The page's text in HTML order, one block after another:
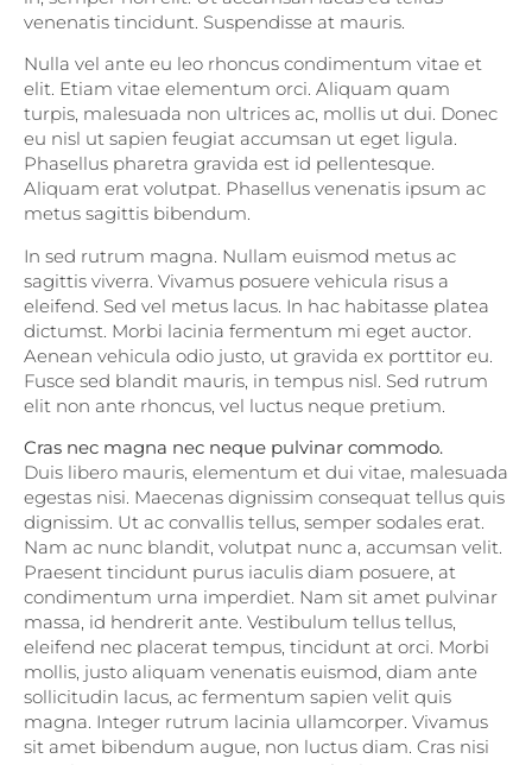
venenatis tincidunt. Suspendisse at mauris.
Nulla vel ante eu leo rhoncus condimentum vitae et
elit. Etiam vitae elementum orci. Aliquam quam
turpis, malesuada non ultrices ac, mollis ut dui. Donec
eu nisl ut sapien feugiat accumsan ut eget ligula.
Phasellus pharetra gravida est id pellentesque.
Aliquam erat volutpat. Phasellus venenatis ipsum ac
metus sagittis bibendum.
In sed rutrum magna. Nullam euismod metus ac
sagittis viverra. Vivamus posuere vehicula risus a
eleifend. Sed vel metus lacus. In hac habitasse platea
dictumst. Morbi lacinia fermentum mi eget auctor.
Aenean vehicula odio justo, ut gravida ex porttitor eu.
Fusce sed blandit mauris, in tempus nisl. Sed rutrum
elit non ante rhoncus, vel luctus neque pretium.
Cras nec magna nec neque pulvinar commodo.
Duis libero mauris, elementum et dui vitae, malesuada
egestas nisi. Maecenas dignissim consequat tellus quis
dignissim. Ut ac convallis tellus, semper sodales erat.
Nam ac nunc blandit, volutpat nunc a, accumsan velit.
Praesent tincidunt purus iaculis diam posuere, at
condimentum urna imperdiet. Nam sit amet pulvinar
massa, id hendrerit ante. Vestibulum tellus tellus,
eleifend nec placerat tempus, tincidunt at orci. Morbi
mollis, justo aliquam venenatis euismod, diam ante
sollicitudin lacus, ac fermentum sapien velit quis
magna. Integer rutrum lacinia ullamcorper. Vivamus
sit amet bibendum augue, non luctus diam. Cras nisi